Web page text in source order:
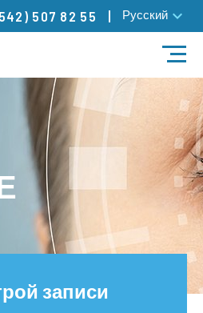
507 82 55 Русский
ЛЕЧЕНИЕ
НАШИ ВРАЧИ
НАШИ ЦЕНТРЫ
БЛОГ
Контакты
записи